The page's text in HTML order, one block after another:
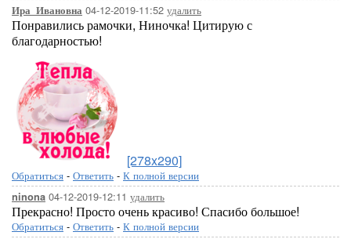
Ира_Ивановна 04-12-2019-11:52 удалить
Понравились рамочки, Ниночка! Цитирую с
благодарностью!
[278x290]
Обратиться - Ответить - К полной версии
ninona 04-12-2019-12:11 удалить
Прекрасно! Просто очень красиво! Спасибо большое!
Обратиться - Ответить - К полной версии